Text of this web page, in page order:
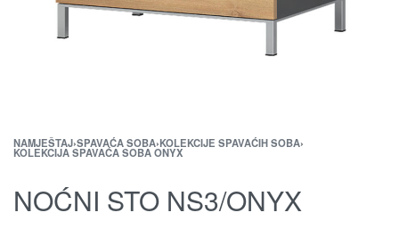
NAMJEŠTAJ›SPAVAĆA SOBA›KOLEKCIJE SPAVAĆIH SOBA›
KOLEKCIJA SPAVAĆA SOBA ONYX
NOĆNI STO NS3/ONYX